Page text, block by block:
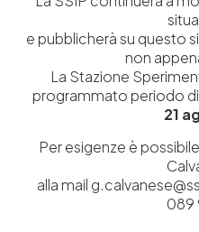
Capitale Sociale Euro
Sede legale
Via Campi Flegrei,
081 5979100
e pubblicherà su questo
non
La Stazione
programmato periodo di
21
Per esigenze è
alla mail
089